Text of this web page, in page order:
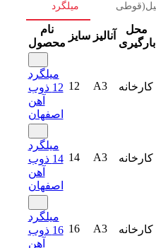
میلگرد
نام
محصول
سایز آنالیز
محل
بارگیری
میلگرد
12 ذوب
آهن
اصفهان
12 A3 کارخانه
میلگرد
14 ذوب
آهن
اصفهان
14 A3 کارخانه
میلگرد
16 ذوب
آهن
16 A3 کارخانه